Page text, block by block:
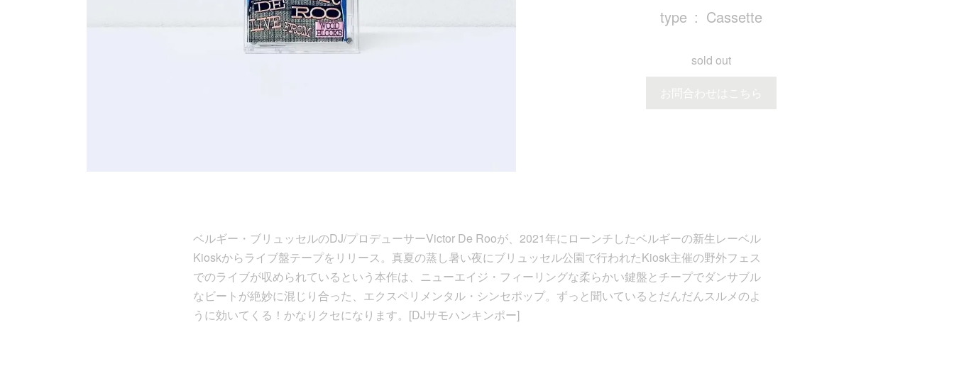
type
Cassette
sold out
お問合わせはこちら
ベルギー・ブリュッセルのDJ/プロデューサーVictor De Rooが、2021年にローンチしたベルギーの新生レーベル
Kioskからライブ盤テープをリリース。真夏の蒸し暑い夜にブリュッセル公園で行われたKiosk主催の野外フェス
でのライブが収められているという本作は、ニューエイジ・フィーリングな柔らかい鍵盤とチープでダンサブル
なビートが絶妙に混じり合った、エクスペリメンタル・シンセポップ。ずっと聞いているとだんだんスルメのよ
うに効いてくる！かなりクセになります。[DJサモハンキンポー]